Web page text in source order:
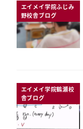
エイメイ学院ふじみ
野校舎ブログ
エイメイ学院鶴瀬校
舎ブログ